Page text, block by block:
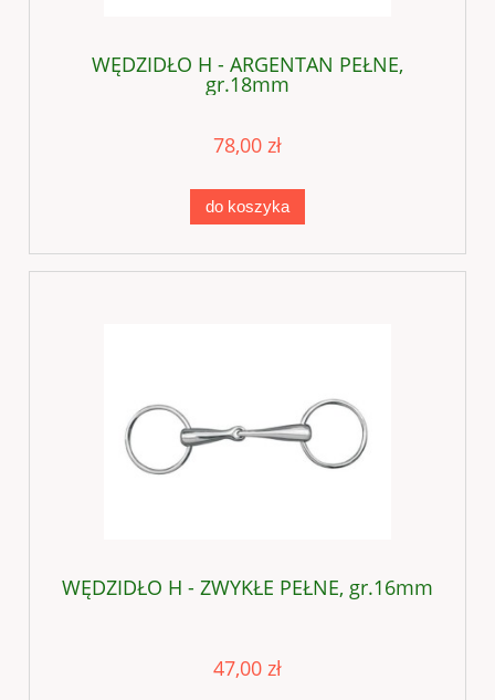
WĘDZIDŁO H - ARGENTAN PEŁNE,
gr.18mm
78,00 zł
do koszyka
WĘDZIDŁO H - ZWYKŁE PEŁNE, gr.16mm
47,00 zł